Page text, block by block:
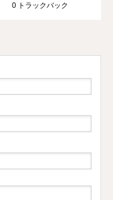
0 トラックバック